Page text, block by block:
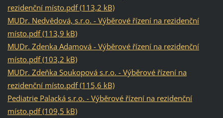
rezidenční místo.pdf (113,2 kB)
MUDr. Nedvědová, s.r.o. - Výběrové řízení na rezidenční
místo.pdf (113,9 kB)
MUDr. Zdenka Adamová - Výběrové řízení na rezidenční
místo.pdf (103,2 kB)
MUDr. Zdeňka Soukopová s.r.o. - Výběrové řízení na
rezidenční místo.pdf (115,6 kB)
Pediatrie Palacká s.r.o. - Výběrové řízení na rezidenční
místo.pdf (109,5 kB)